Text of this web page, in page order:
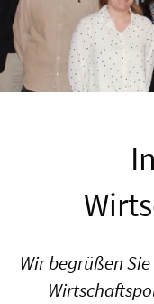
Wir begrüßen